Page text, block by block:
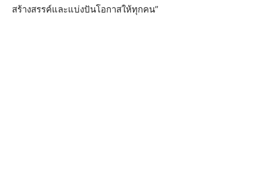
สร้างสรรค์และแบ่งปันโอกาสให้ทุกคน”